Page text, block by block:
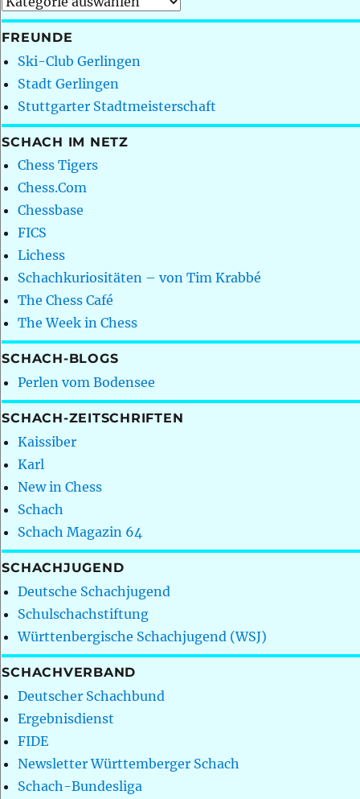
FREUNDE
Ski-Club Gerlingen
Stadt Gerlingen
Stuttgarter Stadtmeisterschaft
SCHACH IM NETZ
Chess Tigers
Chess.Com
Chessbase
FICS
Lichess
Schachkuriositäten – von Tim Krabbé
The Chess Café
The Week in Chess
SCHACH-BLOGS
Perlen vom Bodensee
SCHACH-ZEITSCHRIFTEN
Kaissiber
Karl
New in Chess
Schach
Schach Magazin 64
SCHACHJUGEND
Deutsche Schachjugend
Schulschachstiftung
Württenbergische Schachjugend (WSJ)
SCHACHVERBAND
Deutscher Schachbund
Ergebnisdienst
FIDE
Newsletter Württemberger Schach
Schach-Bundesliga